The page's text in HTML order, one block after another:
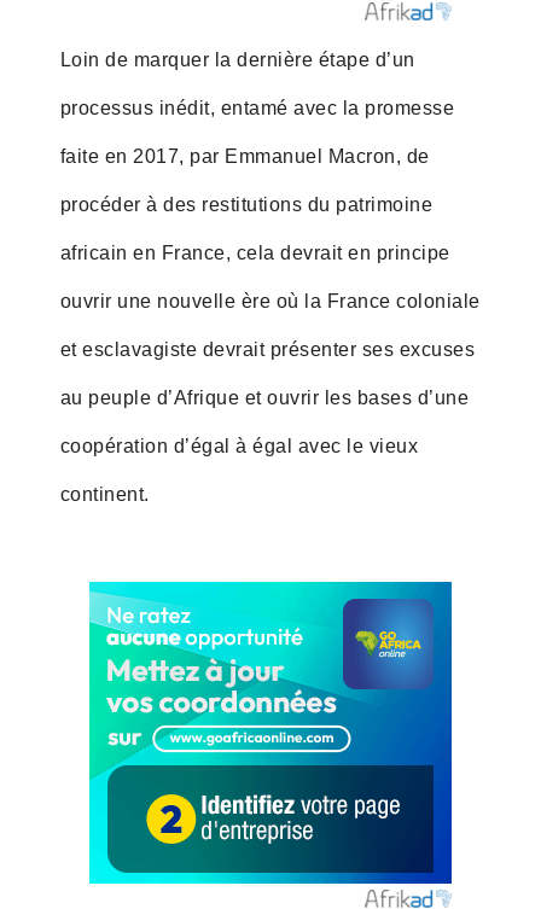
Loin de marquer la dernière étape d’un
processus inédit, entamé avec la promesse
faite en 2017, par Emmanuel Macron, de
procéder à des restitutions du patrimoine
africain en France, cela devrait en principe
ouvrir une nouvelle ère où la France coloniale
et esclavagiste devrait présenter ses excuses
au peuple d’Afrique et ouvrir les bases d’une
coopération d’égal à égal avec le vieux
continent.